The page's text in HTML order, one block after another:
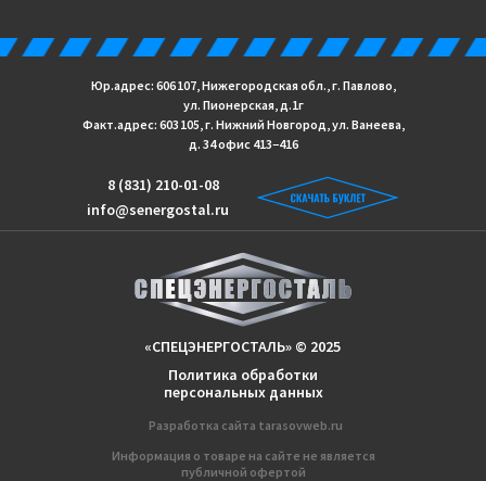
Информация о товаре на сайте не является
публичной офертой
Разработка сайтa tarasovweb.ru
Политика обработки
персональных данных
«СПЕЦЭНЕРГОСТАЛЬ» © 2025
info@senergostal.ru
8 (831) 210-01-08
Юр.адрес: 606 107, Нижегородская обл., г. Павлово,
ул. Пионерская, д.1г
Факт.адрес: 603 105, г. Нижний Новгород, ул. Ванеева,
д. 34 офис 413−416